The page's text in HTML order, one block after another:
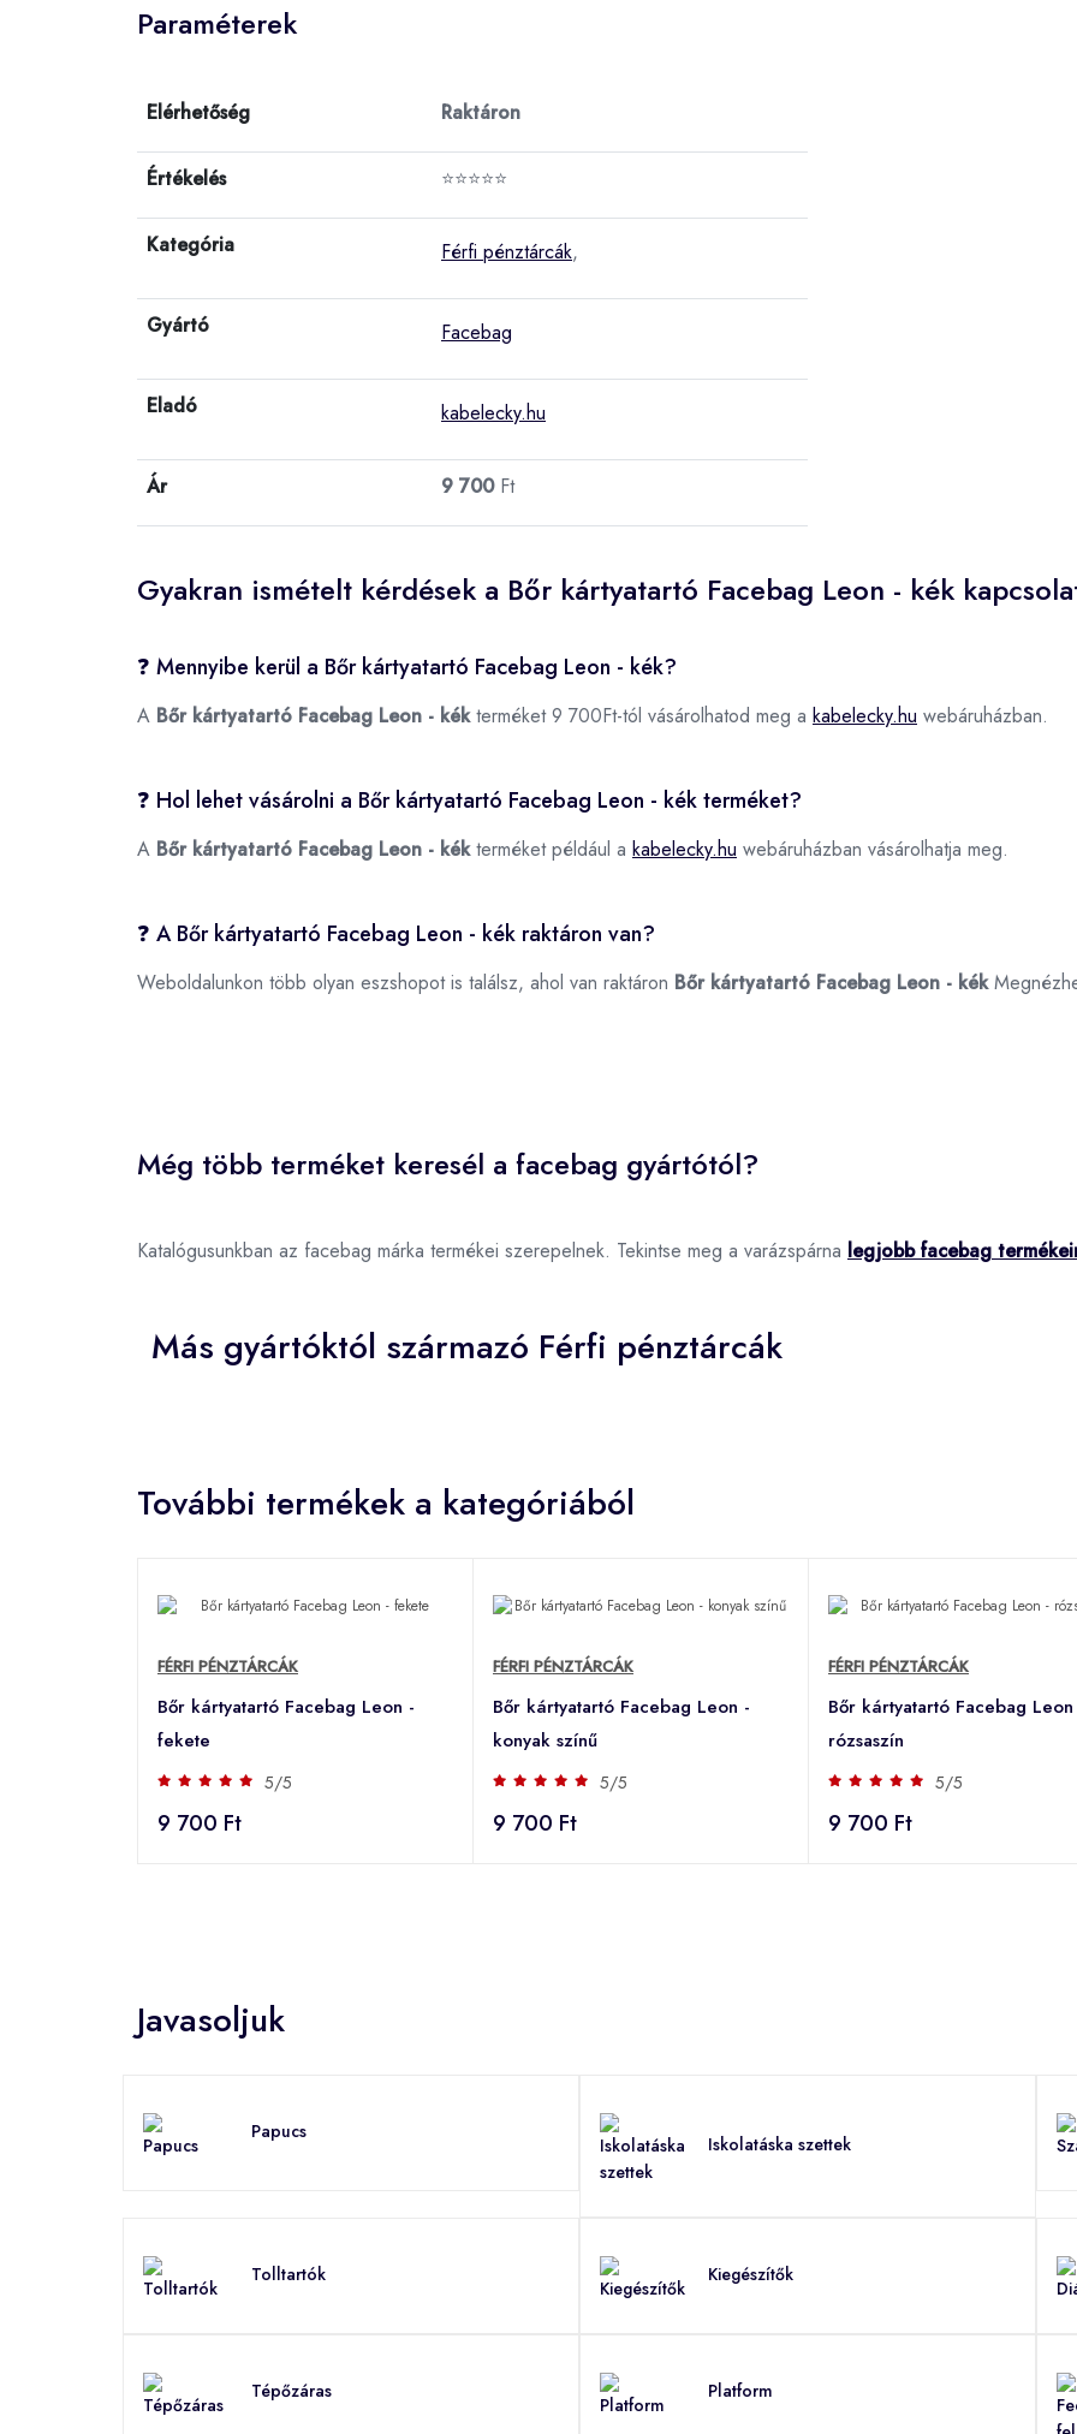
Paraméterek
Elérhetőség Raktáron
Értékelés ⭐⭐⭐⭐⭐
Kategória Férfi pénztárcák,
Gyártó Facebag
Eladó kabelecky.hu
Ár 9 700Ft
Gyakran ismételt kérdések a Bőr kártyatartó Facebag Leon - kék
❓ Mennyibe kerül a Bőr kártyatartó Facebag Leon - kék?
A Bőr kártyatartó Facebag Leon - kékterméket 9 700Ft-tól vásárolhatod meg a kabelecky.hu webáruházban.
❓ Hol lehet vásárolni a Bőr kártyatartó Facebag Leon - kék terméket?
A Bőr kártyatartó Facebag Leon - kékterméket például a kabelecky.hu webáruházban vásárolhatja meg.
❓ A Bőr kártyatartó Facebag Leon - kék raktáron van?
Weboldalunkon több olyan eszshopot is találsz, ahol van raktáron Bőr kártyatartó Facebag Leon - kék
Még több terméket keresél a facebag gyártótól?
Katalógusunkban az facebag márka termékei szerepelnek. Tekintse meg a varázspárna legjobb facebag
Más gyártóktól származó Férfi pénztárcák
További termékek a kategóriából
FÉRFI PÉNZTÁRCÁK
Bőr kártyatartó Facebag Leon -
fekete
5/5
9 700 Ft
FÉRFI PÉNZTÁRCÁK
Bőr kártyatartó Facebag Leon -
konyak színű
5/5
9 700 Ft
FÉRFI PÉNZTÁRCÁK
Bőr kártyatartó Facebag
rózsaszín
5/5
9 700 Ft
Javasoljuk
Papucs
Iskolatáska szettek
Tolltartók Kiegészítők
Tépőzáras Platform